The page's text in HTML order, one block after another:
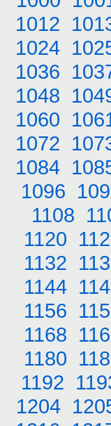
1012
1024
1036
1048
1060
1072
1084
1096
1108
1120
1132
1144
1156
1168
1180
1192
1204